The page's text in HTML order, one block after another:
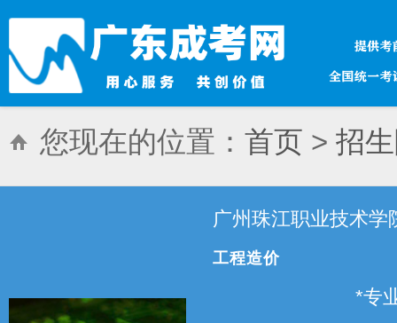
您现在的位置： 首页 > 招
广州珠江职业技术学
工程造价
*专